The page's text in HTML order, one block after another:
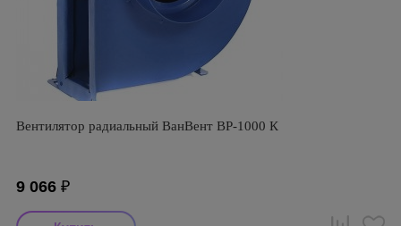
Вентилятор радиальный ВанВент BP-1000 К
9 066 ₽